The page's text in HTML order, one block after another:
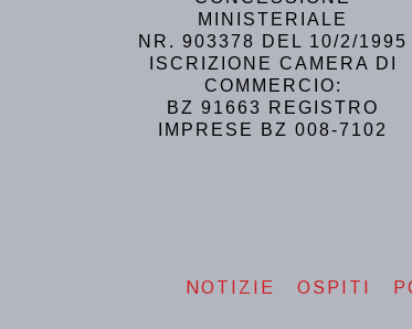
MINISTERIALE
NR. 903378 DEL 10/2/1995
ISCRIZIONE CAMERA DI
COMMERCIO:
BZ 91663 REGISTRO
IMPRESE BZ 008-7102
NOTIZIE OSPITI